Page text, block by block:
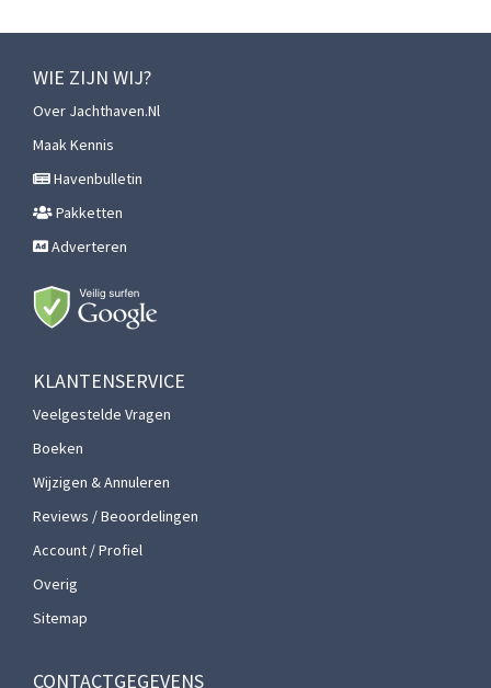
WIE ZIJN WIJ?
Over Jachthaven.nl
Maak Kennis
Havenbulletin
Pakketten
Adverteren
KLANTENSERVICE
Veelgestelde Vragen
Boeken
Wijzigen & Annuleren
Reviews / Beoordelingen
Account / Profiel
Overig
Sitemap
CONTACTGEGEVENS